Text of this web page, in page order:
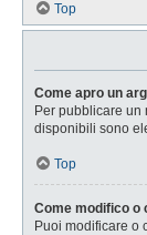
Top
Come apro un
Per pubblicare un
disponibili sono
Top
Come modifico o
Puoi modificare o